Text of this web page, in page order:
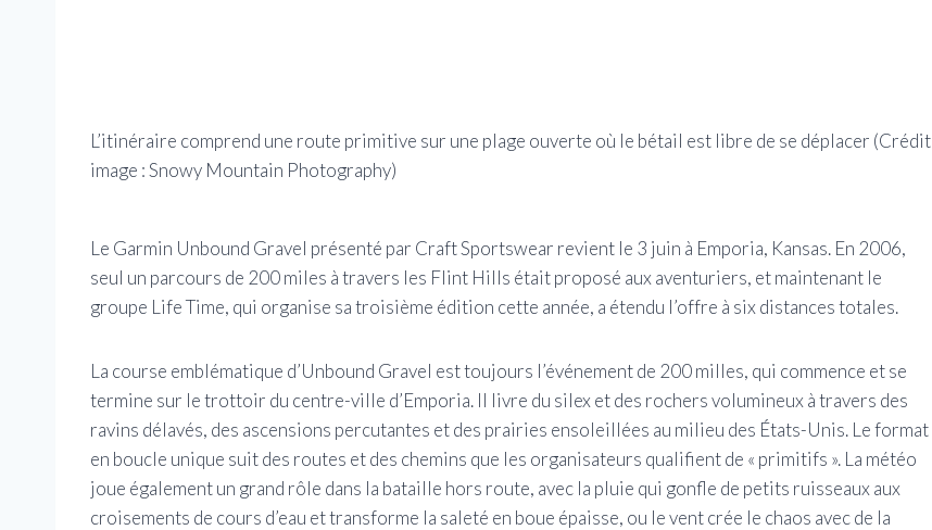
L’itinéraire comprend une route primitive sur une plage ouverte où le bétail est libre de se déplacer (Crédit
image : Snowy Mountain Photography)
Le Garmin Unbound Gravel présenté par Craft Sportswear revient le 3 juin à Emporia, Kansas. En 2006,
seul un parcours de 200 miles à travers les Flint Hills était proposé aux aventuriers, et maintenant le
groupe Life Time, qui organise sa troisième édition cette année, a étendu l’offre à six distances totales.
La course emblématique d’Unbound Gravel est toujours l’événement de 200 milles, qui commence et se
termine sur le trottoir du centre-ville d’Emporia. Il livre du silex et des rochers volumineux à travers des
ravins délavés, des ascensions percutantes et des prairies ensoleillées au milieu des États-Unis. Le format
en boucle unique suit des routes et des chemins que les organisateurs qualifient de « primitifs ». La météo
joue également un grand rôle dans la bataille hors route, avec la pluie qui gonfle de petits ruisseaux aux
croisements de cours d’eau et transforme la saleté en boue épaisse, ou le vent crée le chaos avec de la